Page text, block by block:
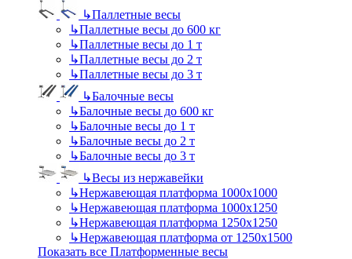
↳Паллетные весы
↳Паллетные весы до 600 кг
↳Паллетные весы до 1 т
↳Паллетные весы до 2 т
↳Паллетные весы до 3 т
↳Балочные весы
↳Балочные весы до 600 кг
↳Балочные весы до 1 т
↳Балочные весы до 2 т
↳Балочные весы до 3 т
↳Весы из нержавейки
↳Нержавеющая платформа 1000х1000
↳Нержавеющая платформа 1000х1250
↳Нержавеющая платформа 1250х1250
↳Нержавеющая платформа от 1250х1500
Показать все Платформенные весы